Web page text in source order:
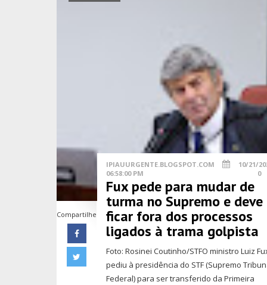
Compartilhe
IPIAUURGENTE.BLOGSPOT.COM
10/21/
06:58:00 PM
0
Fux pede para mudar de
turma no Supremo e deve
ficar fora dos processos
ligados à trama golpista
Foto: Rosinei Coutinho/STFO ministro Luiz
pediu à presidência do STF (Supremo
Federal) para ser transferido da Primeira